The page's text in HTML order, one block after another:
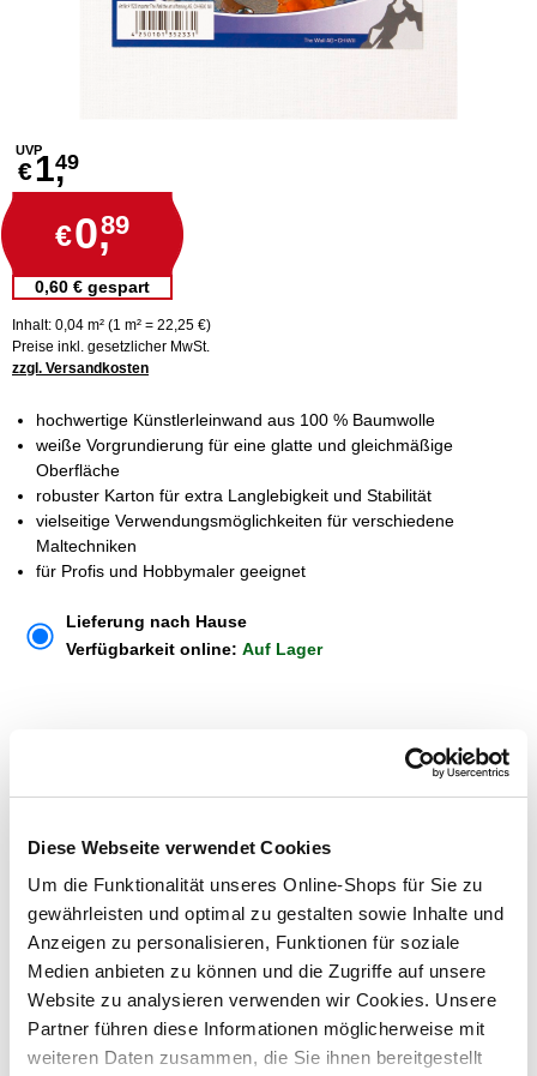
Diese Webseite verwendet Cookies
Um die Funktionalität unseres Online-Shops für Sie zu
gewährleisten und optimal zu gestalten sowie Inhalte und
Anzeigen zu personalisieren, Funktionen für soziale
Medien anbieten zu können und die Zugriffe auf unsere
Website zu analysieren verwenden wir Cookies. Unsere
Partner führen diese Informationen möglicherweise mit
weiteren Daten zusammen, die Sie ihnen bereitgestellt
UVP
€1,49
€0,89
0,60 € gespart
Inhalt: 0,04 m² (1 m² = 22,25 €)
Preise inkl. gesetzlicher MwSt.
zzgl. Versandkosten
hochwertige Künstlerleinwand aus 100 % Baumwolle
weiße Vorgrundierung für eine glatte und gleichmäßige
Oberfläche
robuster Karton für extra Langlebigkeit und Stabilität
vielseitige Verwendungsmöglichkeiten für verschiedene
Maltechniken
für Profis und Hobbymaler geeignet
Lieferung nach Hause
Verfügbarkeit online: Auf Lager
Um Abholung im Markt nutzen zu können, wähle zunächst
Verfügbarkeit:
Menge
In den Warenkorb
Merken
ZUBEHÖR UND PASSENDE ARTIKEL: